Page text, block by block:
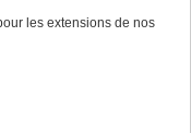
les extensions de nos